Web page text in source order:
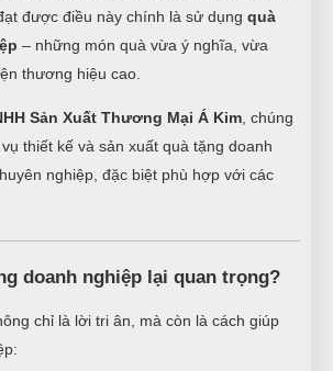
được điều này chính là sử dụng quà
– những món quà vừa ý nghĩa, vừa
thương hiệu cao.
Sản Xuất Thương Mại Á Kim , chúng
thiết kế và sản xuất quà tặng doanh
nghiệp, đặc biệt phù hợp với các
doanh nghiệp lại quan trọng?
chỉ là lời tri ân, mà còn là cách giúp